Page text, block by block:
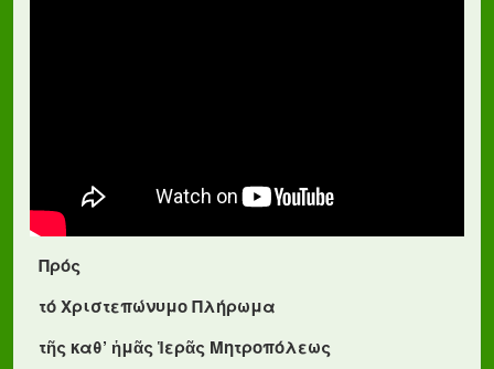
Πρός
τό Χριστεπώνυμο Πλήρωμα
τῆς καθ’ ἡμᾶς Ἱερᾶς Μητροπόλεως